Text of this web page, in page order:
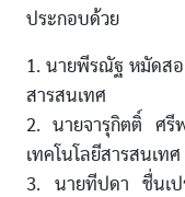
ประกอบด้วย
1. นายพีรณัฐ หมัดสอ
สารสนเทศ
2. นายจารุกิตติ์ ศรี
เทคโนโลยีสารสนเทศ
3. นายทีปดา ชื่นเ